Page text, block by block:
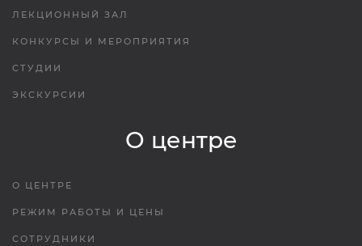
ЛЕКЦИОННЫЙ ЗАЛ
КОНКУРСЫ И МЕРОПРИЯТИЯ
СТУДИИ
ЭКСКУРСИИ
О центре
О ЦЕНТРЕ
РЕЖИМ РАБОТЫ И ЦЕНЫ
СОТРУДНИКИ